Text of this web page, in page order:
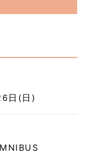
日(日)